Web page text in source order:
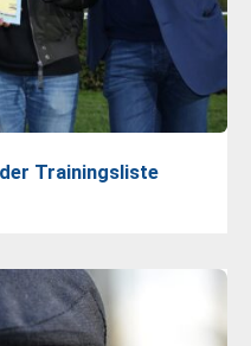
Trainingsliste